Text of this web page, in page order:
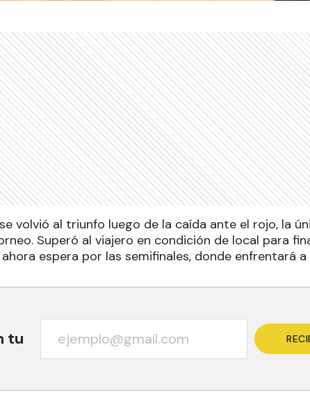
volvió al triunfo luego de la caída ante el rojo, la
Superó al viajero en condición de local para
espera por las semifinales, donde enfrentará
tu